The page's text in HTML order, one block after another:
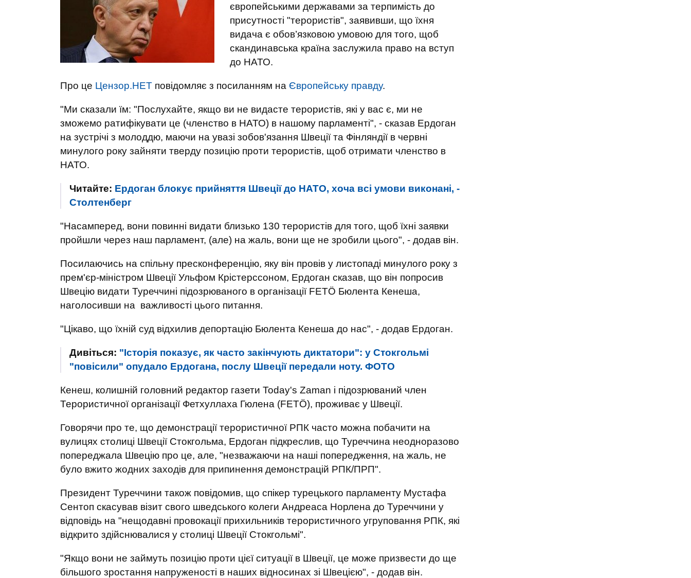
європейськими державами за терпимість до
присутності "терористів", заявивши, що їхня
видача є обов’язковою умовою для того, щоб
скандинавська країна заслужила право на вступ
до НАТО.
Про це Цензор.НЕТ повідомляє з посиланням на Європейську правду.
"Ми сказали їм: "Послухайте, якщо ви не видасте терористів, які у вас є, ми не
зможемо ратифікувати це (членство в НАТО) в нашому парламенті", - сказав Ердоган
на зустрічі з молоддю, маючи на увазі зобов'язання Швеції та Фінляндії в червні
минулого року зайняти тверду позицію проти терористів, щоб отримати членство в
НАТО.
Читайте: Ердоган блокує прийняття Швеції до НАТО, хоча всі умови виконані, -
Столтенберг
"Насамперед, вони повинні видати близько 130 терористів для того, щоб їхні заявки
пройшли через наш парламент, (але) на жаль, вони ще не зробили цього", - додав він.
Посилаючись на спільну пресконференцію, яку він провів у листопаді минулого року з
прем'єр-міністром Швеції Ульфом Крістерссоном, Ердоган сказав, що він попросив
Швецію видати Туреччині підозрюваного в організації FETÖ Бюлента Кенеша,
наголосивши на важливості цього питання.
"Цікаво, що їхній суд відхилив депортацію Бюлента Кенеша до нас", - додав Ердоган.
Дивіться: "Історія показує, як часто закінчують диктатори": у Стокгольмі
"повісили" опудало Ердогана, послу Швеції передали ноту. ФОТО
Кенеш, колишній головний редактор газети Today's Zaman і підозрюваний член
Терористичної організації Фетхуллаха Гюлена (FETÖ), проживає у Швеції.
Говорячи про те, що демонстрації терористичної РПК часто можна побачити на
вулицях столиці Швеції Стокгольма, Ердоган підкреслив, що Туреччина неодноразово
попереджала Швецію про це, але, "незважаючи на наші попередження, на жаль, не
було вжито жодних заходів для припинення демонстрацій РПК/ПРП".
Президент Туреччини також повідомив, що спікер турецького парламенту Мустафа
Сентоп скасував візит свого шведського колеги Андреаса Норлена до Туреччини у
відповідь на "нещодавні провокації прихильників терористичного угруповання РПК, які
відкрито здійснювалися у столиці Швеції Стокгольмі".
"Якщо вони не займуть позицію проти цієї ситуації в Швеції, це може призвести до ще
більшого зростання напруженості в наших відносинах зі Швецією", - додав він.